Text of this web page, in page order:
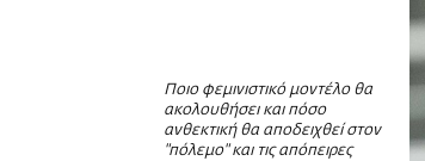
Ποιο φεμινιστικό μοντέλο θα
ακολουθήσει και πόσο
ανθεκτική θα αποδειχθεί στον
"πόλεμο" και τις απόπειρες